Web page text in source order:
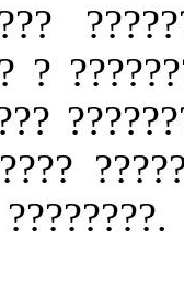
?